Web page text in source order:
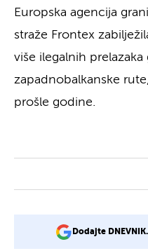
Europska agencija
straže Frontex
više ilegalnih prelazaka
zapadnobalkanske
prošle godine.
Dodajte